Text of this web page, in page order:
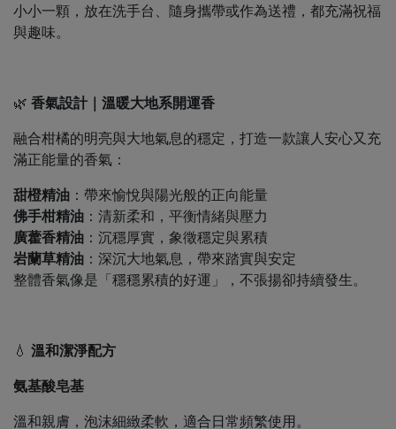
小小一顆，放在洗手台、隨身攜帶或作為送禮，都充滿祝福
與趣味。
🌿 香氣設計｜溫暖大地系開運香
融合柑橘的明亮與大地氣息的穩定，打造一款讓人安心又充
滿正能量的香氣：
甜橙精油 ：帶來愉悅與陽光般的正向能量
佛手柑精油 ：清新柔和，平衡情緒與壓力
廣藿香精油 ：沉穩厚實，象徵穩定與累積
岩蘭草精油 ：深沉大地氣息，帶來踏實與安定
整體香氣像是「穩穩累積的好運」，不張揚卻持續發生。
💧 溫和潔淨配方
氨基酸皂基
溫和親膚，泡沫細緻柔軟，適合日常頻繁使用。